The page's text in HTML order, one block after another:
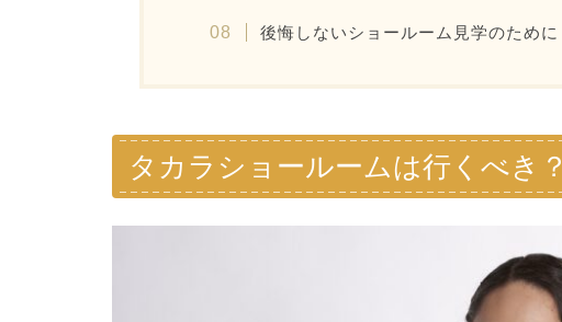
後悔しないショールーム見学のために
タカラショールームは行くべき？